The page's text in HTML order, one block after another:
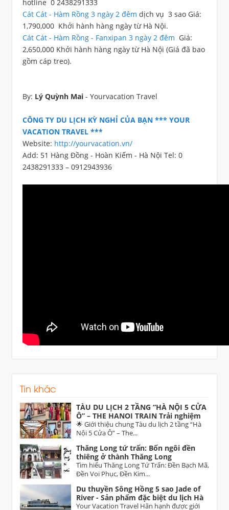
hotline 0 2438291333
Cát Cát - Hàm Rồng 3 ngày 2 đêm dịch vụ 3 sao Giá:
1,790,000 Khởi hành hàng ngày từ Hà Nội.
Cát Cát - Hàm Rồng - Fanxipan 3 ngày 2 đêm Giá:
2,650,000 Khởi hành hàng ngày từ Hà Nội (Giá đã bao
gồm cáp treo).
By: Lý Quỳnh Mai - Yourvacation Travel
CÔNG TY DU LỊCH KỲ NGHỈ CỦA BẠN *** YOUR
VACATION TRAVEL ***
Website: http://yourvacation.vn/
Add: 51 Hàng Đồng - Hoàn Kiếm - Hà Nội Tel: 0
2438291333 – 0912943936
Tin khác
TÀU DU LỊCH 2 TẦNG “HÀ NỘI 5 CỬA
Ô” – THE HANOI TRAIN Trải nghiệm
di sản độc đáo dịp 30/4 trên tuyến Hà
Nội – Từ Sơn (Bắc Ninh)
🌟 Giới thiệu chung Tàu du lịch 2 tầng “Hà
Nội 5 Cửa Ô” – The...
Thăng Long tứ trấn: Bốn ngôi đền
thiêng ở thành Thăng Long
Tìm hiểu Thăng Long Tứ Trấn: Đền Bạch Mã,
Đền Voi Phục, Đền Kim...
Du thuyền Sông Hồng 5 sao Jade of
River - Sản phẩm đặc biệt du lịch Hà
Nội
Your Vacation Travel Hân hạnh được giới